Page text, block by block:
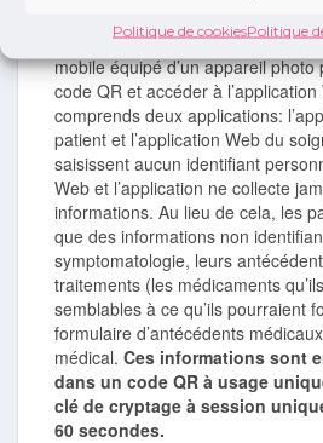
Politique de cookiesPolitique
Patients et soignants n’ont besoin
mobile équipé d’un appareil
code QR et accéder à
comprends deux applications:
patient et l’application Web du
saisissent aucun identifiant
Web et l’application ne collecte
informations. Au lieu de cela, les
que des informations non
symptomatologie, leurs
traitements (les médicaments
semblables à ce qu’ils pourraient
formulaire d’antécédents
médical.Ces informations sont
dans un code QR à usage
clé de cryptage à session
60 secondes.